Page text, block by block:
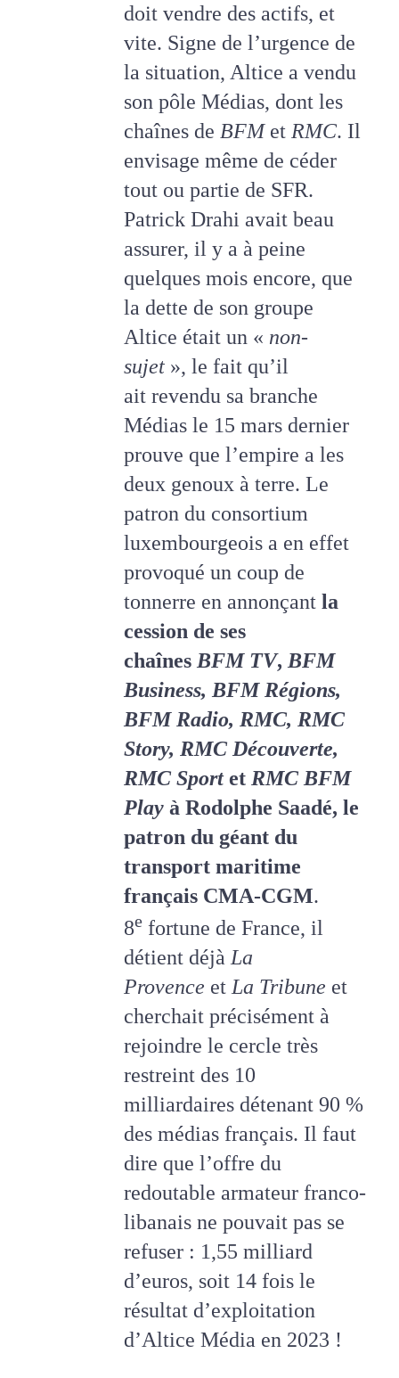
doit vendre des actifs, et
vite. Signe de l’urgence de
la situation, Altice a vendu
son pôle Médias, dont les
chaînes de BFMet RMC. Il
envisage même de céder
tout ou partie de SFR.
Patrick Drahi avait beau
assurer, il y a à peine
quelques mois encore, que
la dette de son groupe
Altice était un « non-
sujet », le fait qu’il
ait revendu sa branche
Médias le 15 mars dernier
prouve que l’empire a les
deux genoux à terre. Le
patron du consortium
luxembourgeois a en effet
provoqué un coup de
tonnerre en annonçant la
cession de ses
chaînes BFM TV, BFM
Business, BFM Régions,
BFM Radio, RMC, RMC
Story, RMC Découverte,
RMC Sportet RMC BFM
Play à Rodolphe Saadé, le
patron du géant du
transport maritime
français CMA-CGM.
8e fortune de France, il
détient déjà La
Provence et La Tribune et
cherchait précisément à
rejoindre le cercle très
restreint des 10
milliardaires détenant 90 %
des médias français. Il faut
dire que l’offre du
redoutable armateur franco-
libanais ne pouvait pas se
refuser : 1,55 milliard
d’euros, soit 14 fois le
résultat d’exploitation
d’Altice Média en 2023 !